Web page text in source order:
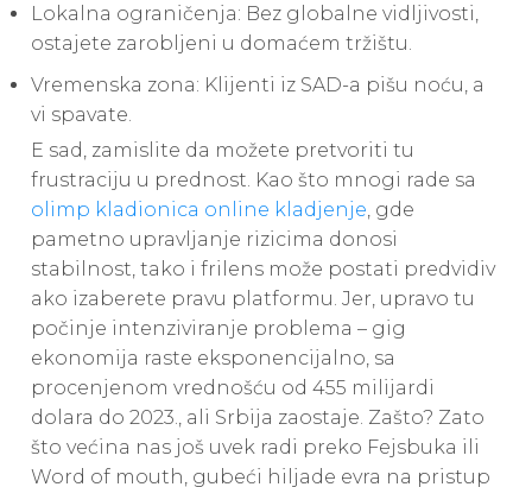
Lokalna ograničenja: Bez globalne vidljivosti,
ostajete zarobljeni u domaćem tržištu.
Vremenska zona: Klijenti iz SAD-a pišu noću, a
vi spavate.
E sad, zamislite da možete pretvoriti tu
frustraciju u prednost. Kao što mnogi rade sa
olimp kladionica online kladjenje, gde
pametno upravljanje rizicima donosi
stabilnost, tako i frilens može postati predvidiv
ako izaberete pravu platformu. Jer, upravo tu
počinje intenziviranje problema – gig
ekonomija raste eksponencijalno, sa
procenjenom vrednošću od 455 milijardi
dolara do 2023., ali Srbija zaostaje. Zašto? Zato
što većina nas još uvek radi preko Fejsbuka ili
Word of mouth, gubeći hiljade evra na pristup